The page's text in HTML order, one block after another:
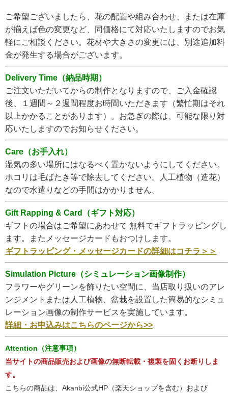
ご希望ございましたら、花の配置や組み合わせ、または在庫
が揃えば色の変更など、同価格にて対応いたしますのでお気
軽にご相談ください。花材や大きさの変更には、別途追加料
金が発生する場合がございます。
Delivery Time（納品時期）
ご注文いただいてからの制作となりますので、ご入金確認
後、１週間～２週間程度お時間いただきます（繁忙期はそれ
以上かかることがあります）。お急ぎの際は、可能な限り対
応いたしますのでお知らせください。
Care（お手入れ）
湿気の多い場所にはなるべく置かないようにしてください。
ホコリは毛ばたき等で除去してください。人工植物（造花）
なので水遣りなどの手間はかかりません。
Gift Rapping & Card（ギフト対応）
ギフトの場合はご希望にあわせて 無料でギフトラッピングし
ます。またメッセージカードもおつけします。
ギフトラッピング・メッセージカードの詳細はコチラ＞＞
Simulation Picture（シミュレーション画像制作）
フラワーやグリーンを飾りたい空間に、当店取り扱いのアレ
ンジメントまたは人工植物、盆栽を設置した簡易的なシミュ
レーション画像の制作サービスを実施しています。
詳細・お申込みはこちらのページから>>
Attention（注意事項）
当サイトの商品販売および画像の無断転載・複製を固くお断りしま
す。
こちらの商品は、Akanbi公式HP（楽天ショップを含む）および